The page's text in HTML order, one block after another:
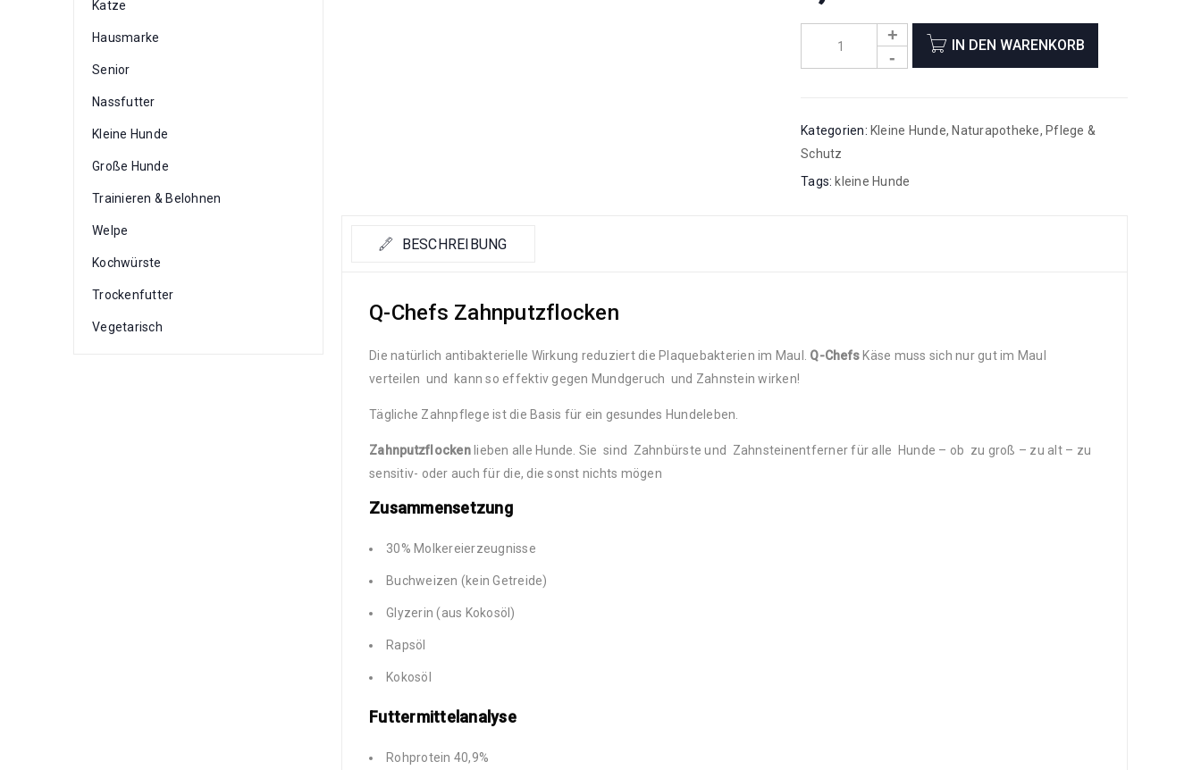
Katze
Hausmarke
Senior
Nassfutter
Kleine Hunde
Große Hunde
Trainieren & Belohnen
Welpe
Kochwürste
Trockenfutter
Vegetarisch
IN DEN WARENKORB
Kategorien: Kleine Hunde, Naturapotheke, Pflege &
Schutz
Tags: kleine Hunde
BESCHREIBUNG
Q-Chefs Zahnputzflocken
Die natürlich antibakterielle Wirkung reduziert die Plaquebakterien im Maul. Q-Chefs Käse muss sich nur gut im Maul
verteilen und kann so effektiv gegen Mundgeruch und Zahnstein wirken!
Tägliche Zahnpflege ist die Basis für ein gesundes Hundeleben.
Zahnputzflockenlieben alle Hunde. Sie sind Zahnbürste und Zahnsteinentferner für alle Hunde – ob zu groß – zu alt – zu
sensitiv- oder auch für die, die sonst nichts mögen
Zusammensetzung
30% Molkereierzeugnisse
Buchweizen (kein Getreide)
Glyzerin (aus Kokosöl)
Rapsöl
Kokosöl
Futtermittelanalyse
Rohprotein 40,9%